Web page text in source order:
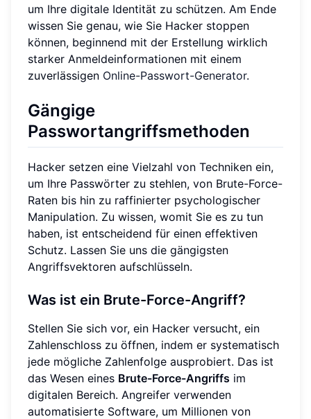
um Ihre digitale Identität zu schützen. Am Ende
wissen Sie genau, wie Sie Hacker stoppen
können, beginnend mit der Erstellung wirklich
starker Anmeldeinformationen mit einem
zuverlässigen Online-Passwort-Generator.
Gängige
Passwortangriffsmethoden
Hacker setzen eine Vielzahl von Techniken ein,
um Ihre Passwörter zu stehlen, von Brute-Force-
Raten bis hin zu raffinierter psychologischer
Manipulation. Zu wissen, womit Sie es zu tun
haben, ist entscheidend für einen effektiven
Schutz. Lassen Sie uns die gängigsten
Angriffsvektoren aufschlüsseln.
Was ist ein Brute-Force-Angriff?
Stellen Sie sich vor, ein Hacker versucht, ein
Zahlenschloss zu öffnen, indem er systematisch
jede mögliche Zahlenfolge ausprobiert. Das ist
das Wesen eines Brute-Force-Angriffs im
digitalen Bereich. Angreifer verwenden
automatisierte Software, um Millionen von